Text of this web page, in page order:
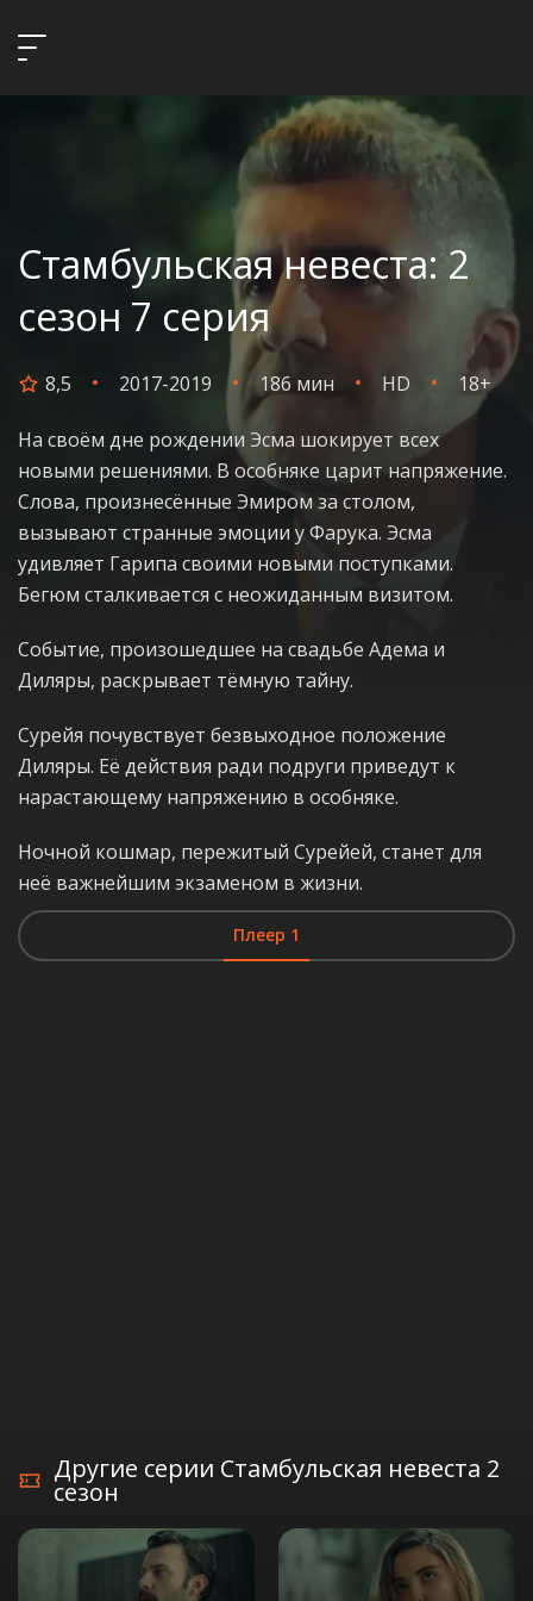
Стамбульская невеста: 2
сезон 7 серия
8,5 2017-2019 186 мин HD 18+
На своём дне рождении Эсма шокирует всех
новыми решениями. В особняке царит напряжение.
Слова, произнесённые Эмиром за столом,
вызывают странные эмоции у Фарука. Эсма
удивляет Гарипа своими новыми поступками.
Бегюм сталкивается с неожиданным визитом.
Событие, произошедшее на свадьбе Адема и
Диляры, раскрывает тёмную тайну.
Сурейя почувствует безвыходное положение
Диляры. Её действия ради подруги приведут к
нарастающему напряжению в особняке.
Ночной кошмар, пережитый Сурейей, станет для
неё важнейшим экзаменом в жизни.
Плеер 1
Другие серии Стамбульская невеста 2
сезон